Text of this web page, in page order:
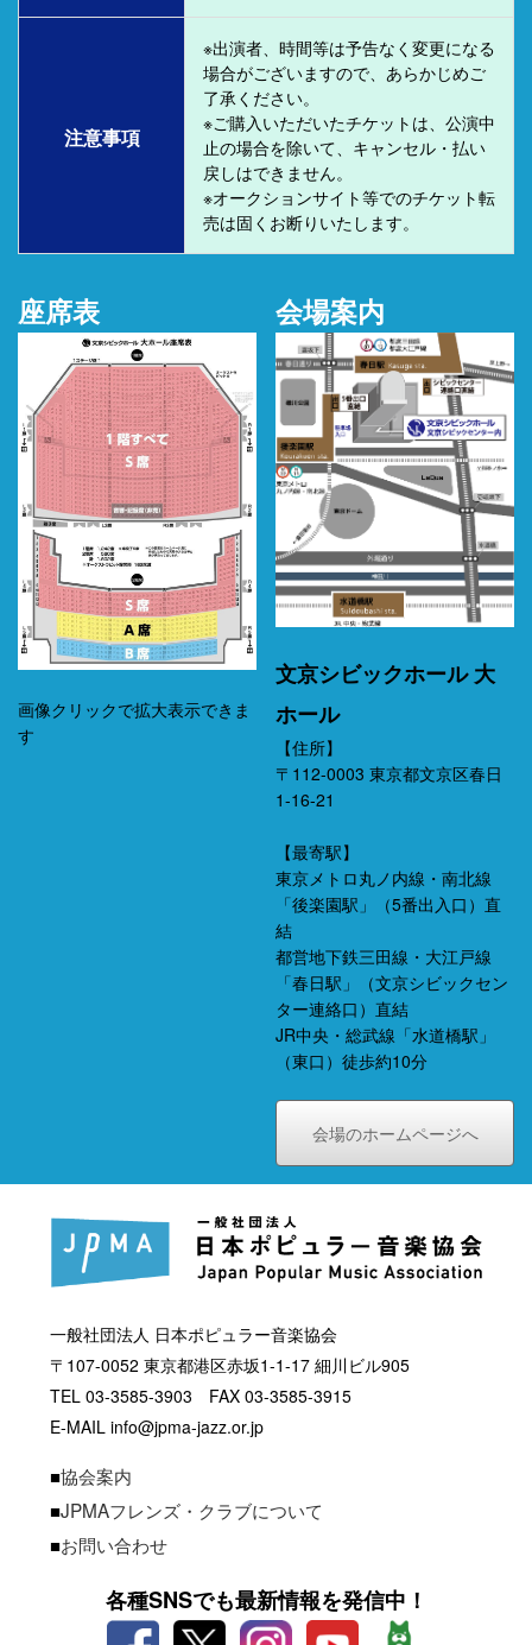
注意事項
※出演者、時間等は予告なく変更になる
場合がございますので、あらかじめご
了承ください。
※ご購入いただいたチケットは、公演中
止の場合を除いて、キャンセル・払い
戻しはできません。
※オークションサイト等でのチケット転
売は固くお断りいたします。
座席表
画像クリックで拡大表示できま
す
会場案内
文京シビックホール 大
ホール
【住所】
〒112-0003 東京都文京区春日
1-16-21
【最寄駅】
東京メトロ丸ノ内線・南北線
「後楽園駅」（5番出入口）直
結
都営地下鉄三田線・大江戸線
「春日駅」（文京シビックセン
ター連絡口）直結
JR中央・総武線「水道橋駅」
（東口）徒歩約10分
会場のホームページへ
一般社団法人 日本ポピュラー音楽協会
〒107-0052 東京都港区赤坂1-1-17 細川ビル905
TEL 03-3585-3903 FAX 03-3585-3915
E-MAIL info@jpma-jazz.or.jp
■協会案内
■JPMAフレンズ・クラブについて
■お問い合わせ
各種SNSでも最新情報を発信中！